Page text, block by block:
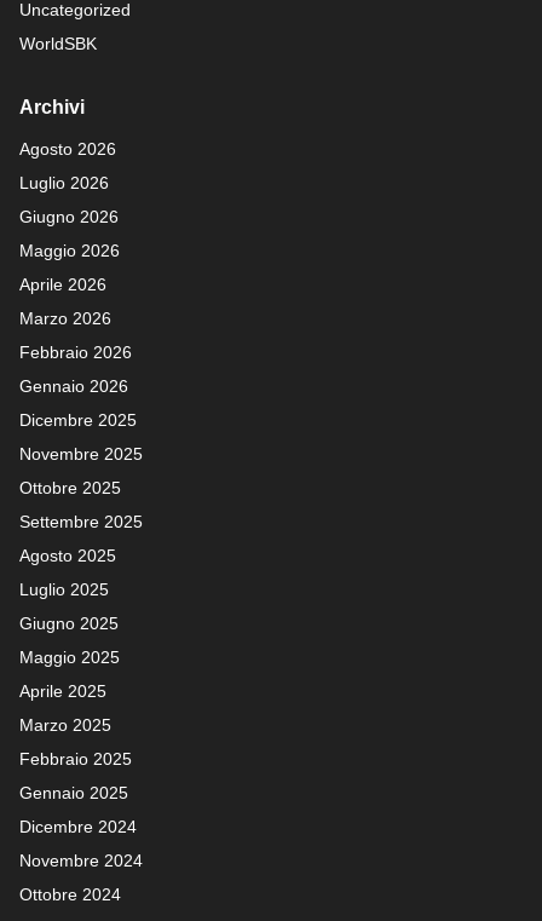
Uncategorized
WorldSBK
Archivi
Agosto 2026
Luglio 2026
Giugno 2026
Maggio 2026
Aprile 2026
Marzo 2026
Febbraio 2026
Gennaio 2026
Dicembre 2025
Novembre 2025
Ottobre 2025
Settembre 2025
Agosto 2025
Luglio 2025
Giugno 2025
Maggio 2025
Aprile 2025
Marzo 2025
Febbraio 2025
Gennaio 2025
Dicembre 2024
Novembre 2024
Ottobre 2024